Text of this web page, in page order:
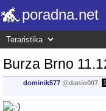
poradna.net
Burza Brno
dominik577 @danio007